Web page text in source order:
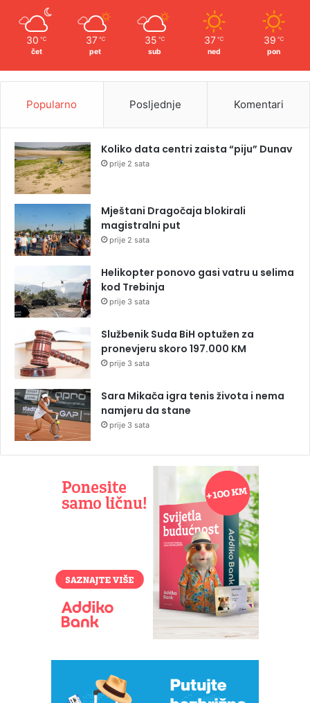
30 ℃
čet
37 ℃
pet
35 ℃
sub
37 ℃
ned
39 ℃
pon
Popularno Posljednje Komentari
Koliko data centri zaista “piju” Dunav
prije 2 sata
Mještani Dragočaja blokirali
magistralni put
prije 2 sata
Helikopter ponovo gasi vatru u selima
kod Trebinja
prije 3 sata
Službenik Suda BiH optužen za
pronevjeru skoro 197.000 KM
prije 3 sata
Sara Mikača igra tenis života i nema
namjeru da stane
prije 3 sata